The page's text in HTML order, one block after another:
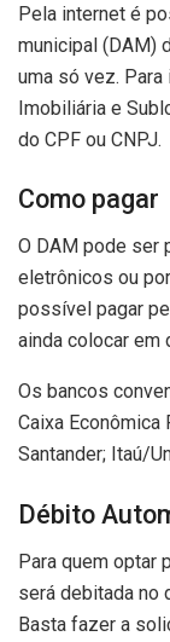
Pela internet é
municipal (DAM)
uma só vez.
Imobiliária e
do CPF ou CNPJ.
Como pagar
O DAM pode ser
eletrônicos ou
possível pagar
ainda colocar em
Os bancos
Caixa Econômica
Santander; Itaú/
Débito
Para quem optar
será debitada no
Basta fazer a